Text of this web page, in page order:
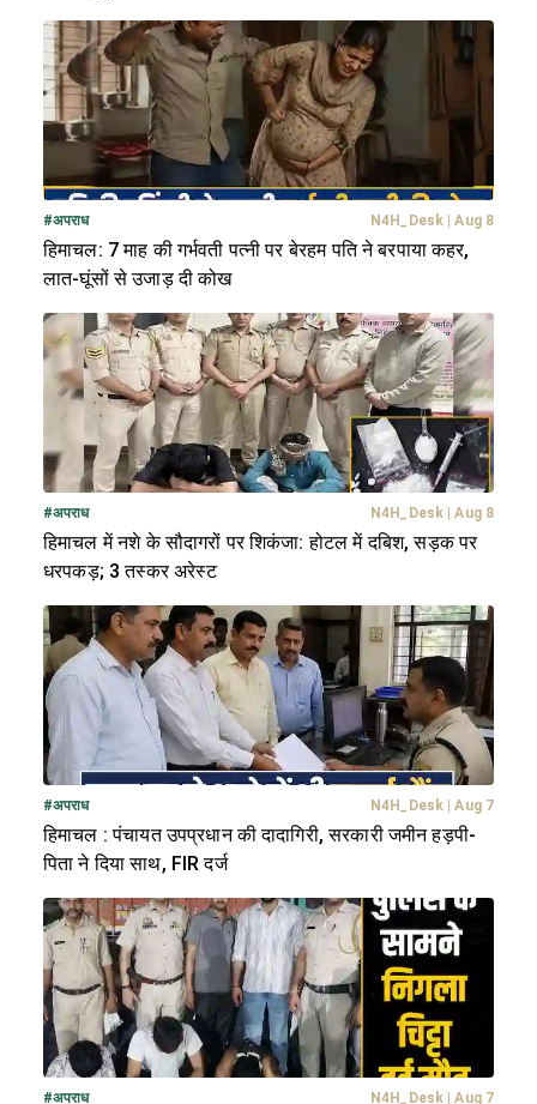
#अपराध N4H_Desk Aug 8
हिमाचल: 7 माह की गर्भवती पत्नी पर बेरहम पति ने बरपाया कहर,
लात-घूंसों से उजाड़ दी कोख
#अपराध N4H_Desk Aug 8
हिमाचल में नशे के सौदागरों पर शिकंजा: होटल में दबिश, सड़क पर
धरपकड़; 3 तस्कर अरेस्ट
#अपराध N4H_Desk Aug 7
हिमाचल : पंचायत उपप्रधान की दादागिरी, सरकारी जमीन हड़पी-
पिता ने दिया साथ, FIR दर्ज
#अपराध N4H_Desk Aug 7